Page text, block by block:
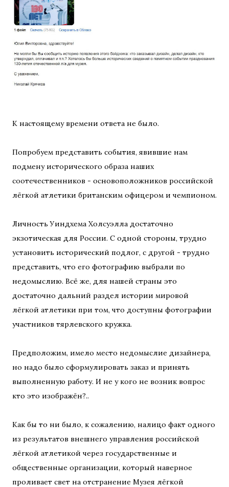
К настоящему времени ответа не было.
Попробуем представить события, явившие нам
подмену исторического образа наших
соотечественников - основоположников российской
лёгкой атлетики британским офицером и чемпионом.
Личность Уиндхема Холсуэлла достаточно
экзотическая для России. С одной стороны, трудно
установить исторический подлог, с другой - трудно
представить, что его фотографию выбрали по
недомыслию. Всё же, для нашей страны это
достаточно дальний раздел истории мировой
лёгкой атлетики при том, что доступны фотографии
участников тярлевского кружка.
Предположим, имело место недомыслие дизайнера,
но надо было сформулировать заказ и принять
выполненную работу. И не у кого не возник вопрос
кто это изображён?..
Как бы то ни было, к сожалению, налицо факт одного
из результатов внешнего управления российской
лёгкой атлетикой через государственные и
общественные организации, который наверное
проливает свет на отстранение Музея лёгкой